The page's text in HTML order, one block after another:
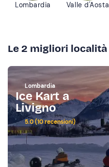
Lombardia Valle d'Aosta
Le 2 migliori località
Lombardia
Ice Kart a
Livigno
5.0 (10 recensioni)